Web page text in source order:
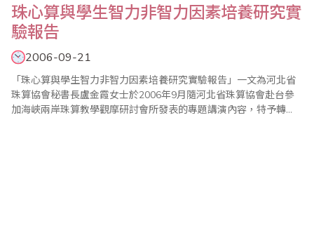
珠心算與學生智力非智力因素培養研究實
驗報告
2006-09-21
「珠心算與學生智力非智力因素培養研究實驗報告」一文為河北省
珠算協會秘書長盧金霞女士於2006年9月隨河北省珠算協會赴台參
加海峽兩岸珠算教學觀摩研討會所發表的專題講演內容，特予轉